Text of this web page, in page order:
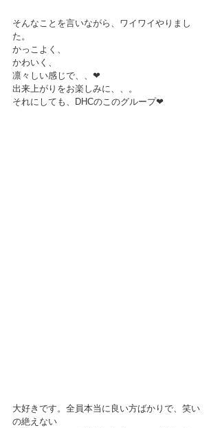
そんなことを言いながら、ワイワイやりまし
た。
かっこよく、
かわいく、
凛々しい感じで、、❤
出来上がりをお楽しみに、、。
それにしても、DHCのこのグループ❤
大好きです。全員本当に良い方ばかりで、笑い
の絶えない